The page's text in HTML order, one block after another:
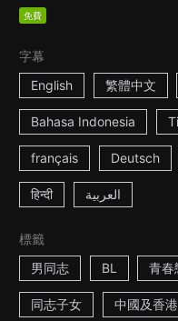
免費
字幕
English
繁體中文
Bahasa Indonesia
français Deutsch
हिन्दी العربية
標籤
男同志
BL 青春
同志子女 中國及香港